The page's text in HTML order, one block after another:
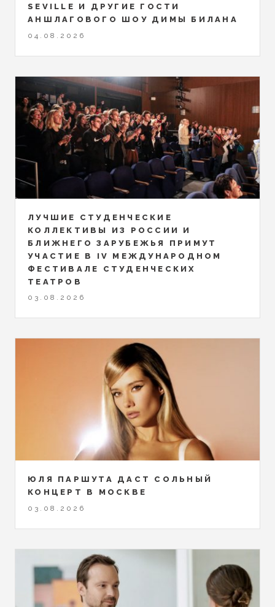
SEVILLE И ДРУГИЕ ГОСТИ
АНШЛАГОВОГО ШОУ ДИМЫ БИЛАНА
04.08.2026
ЛУЧШИЕ СТУДЕНЧЕСКИЕ
КОЛЛЕКТИВЫ ИЗ РОССИИ И
БЛИЖНЕГО ЗАРУБЕЖЬЯ ПРИМУТ
УЧАСТИЕ В IV МЕЖДУНАРОДНОМ
ФЕСТИВАЛЕ СТУДЕНЧЕСКИХ
ТЕАТРОВ
03.08.2026
ЮЛЯ ПАРШУТА ДАСТ СОЛЬНЫЙ
КОНЦЕРТ В МОСКВЕ
03.08.2026